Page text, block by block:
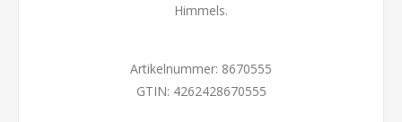
Himmels.
Artikelnummer: 8670555
GTIN: 4262428670555